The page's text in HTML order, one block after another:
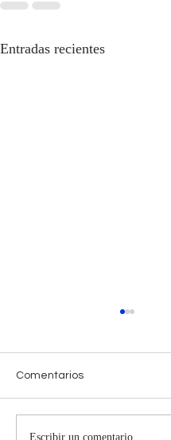
Entradas recientes
Comentarios